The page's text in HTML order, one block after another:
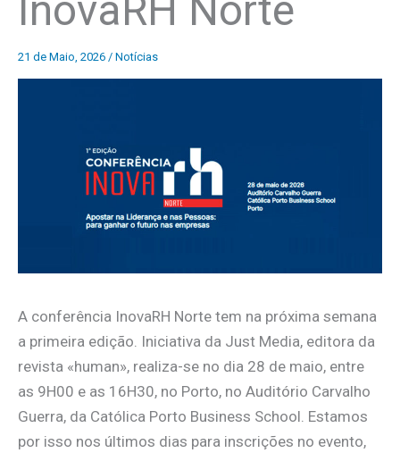
21 de Maio, 2026 / Notícias
A conferência InovaRH Norte tem na próxima semana
a primeira edição. Iniciativa da Just Media, editora da
revista «human», realiza-se no dia 28 de maio, entre
as 9H00 e as 16H30, no Porto, no Auditório Carvalho
Guerra, da Católica Porto Business School. Estamos
por isso nos últimos dias para inscrições no evento,